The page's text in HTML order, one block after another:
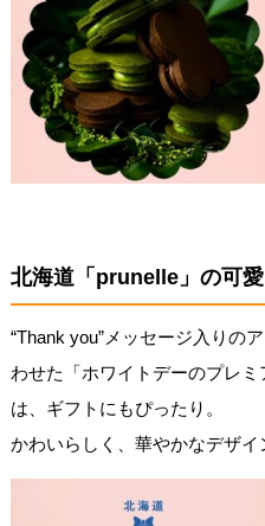
北海道「prunelle」の可
“Thank you”メッセージ入りの
わせた「ホワイトデーのプレミ
は、ギフトにもぴったり。
かわいらしく、華やかなデザイ